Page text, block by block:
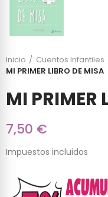
Inicio Cuentos Infantiles
MI PRIMER LIBRO DE MISA
MI PRIMER
7,50 €
Impuestos incluidos